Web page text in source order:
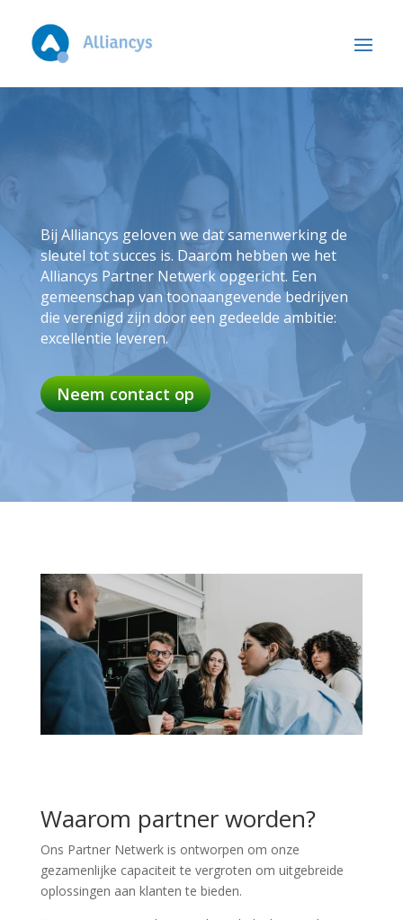
Bij Alliancys geloven we dat samenwerking de
sleutel tot succes is. Daarom hebben we het
Alliancys Partner Netwerk opgericht. Een
gemeenschap van toonaangevende bedrijven
die verenigd zijn door een gedeelde ambitie:
excellentie leveren.
Neem contact op
Waarom partner worden?
Ons Partner Netwerk is ontworpen om onze
gezamenlijke capaciteit te vergroten om uitgebreide
oplossingen aan klanten te bieden.